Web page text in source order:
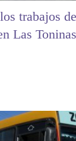
trabajos de
Las Toninas